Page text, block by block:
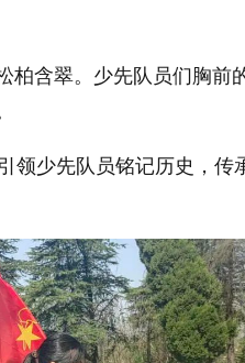
含翠。少先队员们胸
少先队员铭记历史，